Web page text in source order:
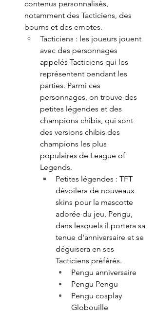
contenus personnalisés,
notamment des Tacticiens, des
boums et des emotes.
Tacticiens : les joueurs jouent
avec des personnages
appelés Tacticiens qui les
représentent pendant les
parties. Parmi ces
personnages, on trouve des
petites légendes et des
champions chibis, qui sont
des versions chibis des
champions les plus
populaires de League of
Legends.
Petites légendes : TFT
dévoilera de nouveaux
skins pour la mascotte
adorée du jeu, Pengu,
dans lesquels il portera sa
tenue d'anniversaire et se
déguisera en ses
Tacticiens préférés.
Pengu anniversaire
Pengu Pengu
Pengu cosplay
Globouille